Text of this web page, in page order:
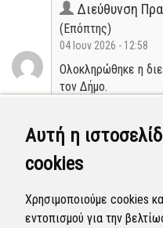
Αυτή η
cookies
Χρησιμοποιούμε cookies
εντοπισμού για την
Διεύθυνση
(Επόπτης)
04 Ιουν 2026 - 12:58
Ολοκληρώθηκε η
τον Δήμο.
Διεύθυνση
(Επόπτης)
02 Ιουν 2026 - 11:49